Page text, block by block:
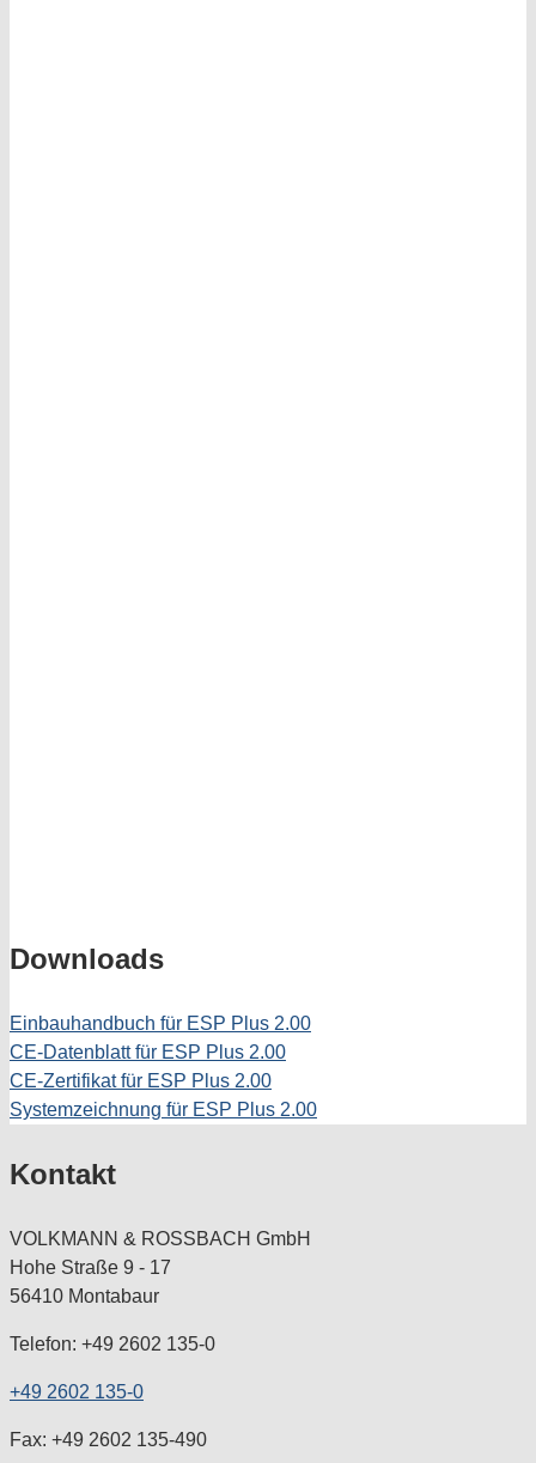
Downloads
Einbauhandbuch für ESP Plus 2.00
CE-Datenblatt für ESP Plus 2.00
CE-Zertifikat für ESP Plus 2.00
Systemzeichnung für ESP Plus 2.00
Kontakt
VOLKMANN & ROSSBACH GmbH
Hohe Straße 9 - 17
56410 Montabaur
Telefon: +49 2602 135-0
+49 2602 135-0
Fax: +49 2602 135-490